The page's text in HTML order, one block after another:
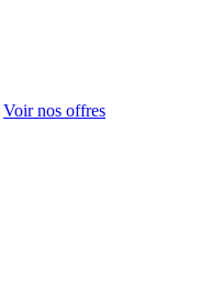
Voir nos offres